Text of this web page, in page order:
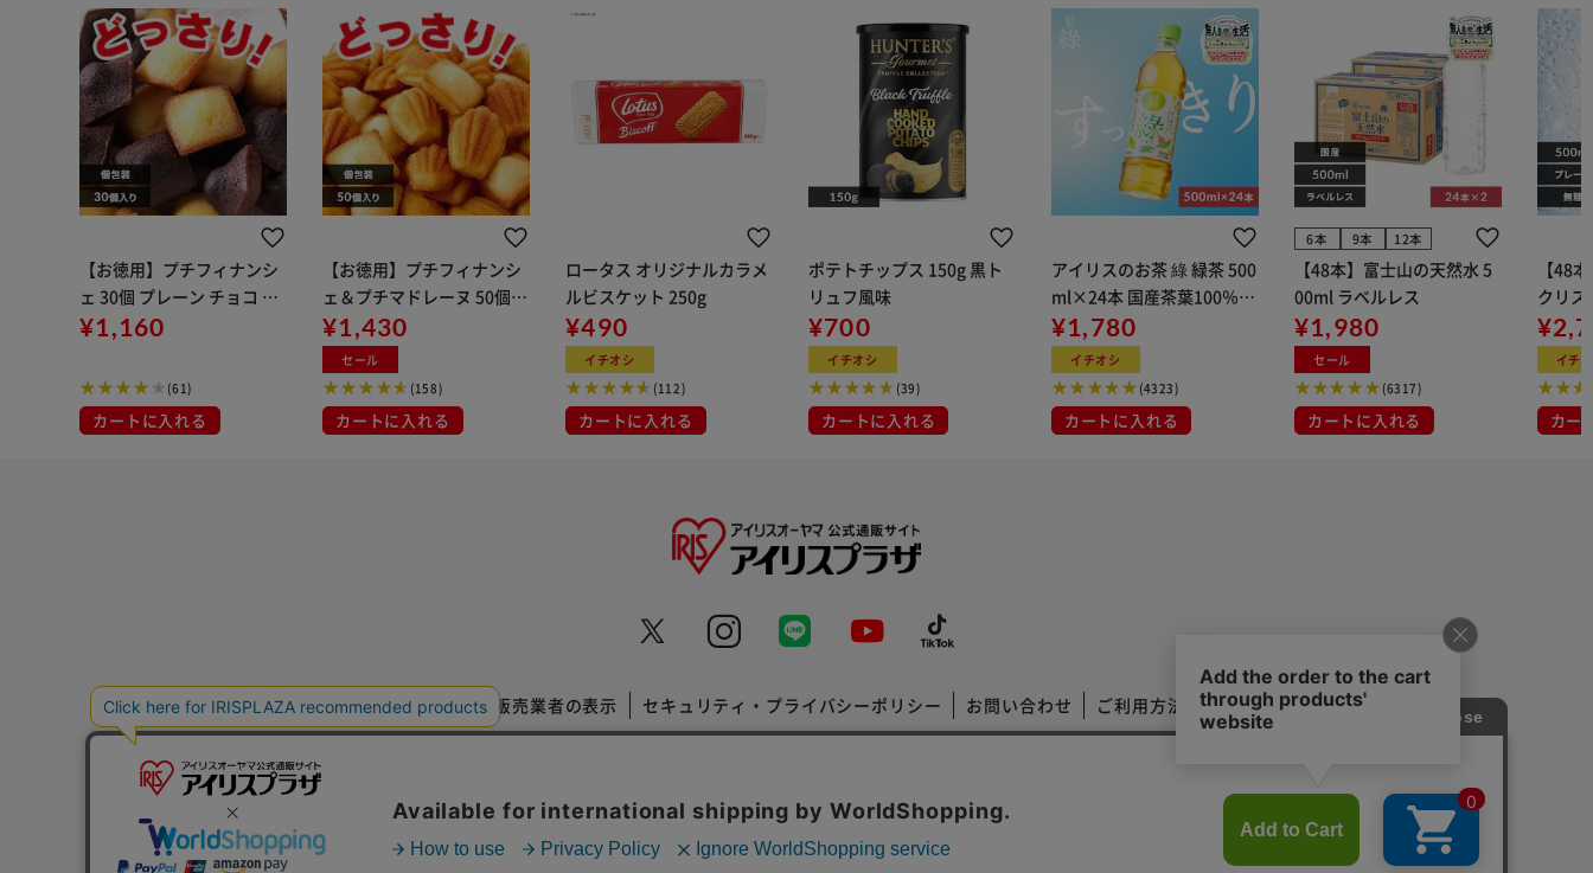
【お徳用】プチフィナンシ
ェ 30個 プレーン チョコ 個
包装
¥1,160
(61)
カートに入れる
【お徳用】プチフィナンシ
ェ＆プチマドレーヌ 50個
個包装
¥1,430
セール
(158)
カートに入れる
ロータス オリジナルカラメ
ルビスケット 250g
¥490
イチオシ
(112)
カートに入れる
ポテトチップス 150g 黒ト
リュフ風味
¥700
イチオシ
(39)
カートに入れる
アイリスのお茶 綠 緑茶 500
ml×24本 国産茶葉100％使
用
¥1,780
イチオシ
(4323)
カートに入れる
6本 9本 12本
【48本】富士山の天然水 5
00ml ラベルレス
¥1,980
セール
(6317)
カートに入れる
【48
クリス
ン
イチ
カー
特定商取引法に基づく通信販売業者の表示 セキュリティ・プライバシーポリシー お問い合わせ ご利用方法 ご利用規約